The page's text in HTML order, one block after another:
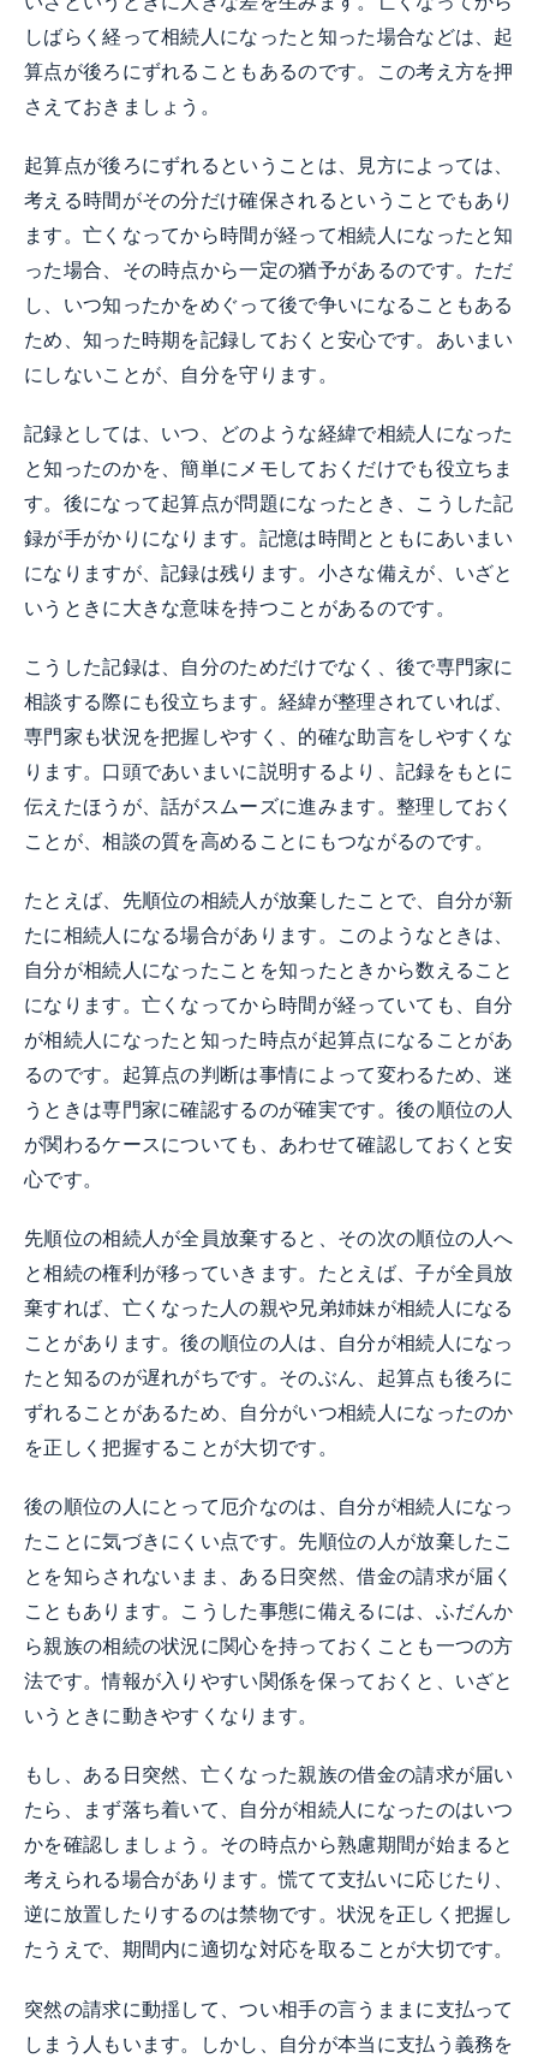
しばらく経って相続人になったと知った場合などは、起
算点が後ろにずれることもあるのです。この考え方を押
さえておきましょう。
起算点が後ろにずれるということは、見方によっては、
考える時間がその分だけ確保されるということでもあり
ます。亡くなってから時間が経って相続人になったと知
った場合、その時点から一定の猶予があるのです。ただ
し、いつ知ったかをめぐって後で争いになることもある
ため、知った時期を記録しておくと安心です。あいまい
にしないことが、自分を守ります。
記録としては、いつ、どのような経緯で相続人になった
と知ったのかを、簡単にメモしておくだけでも役立ちま
す。後になって起算点が問題になったとき、こうした記
録が手がかりになります。記憶は時間とともにあいまい
になりますが、記録は残ります。小さな備えが、いざと
いうときに大きな意味を持つことがあるのです。
こうした記録は、自分のためだけでなく、後で専門家に
相談する際にも役立ちます。経緯が整理されていれば、
専門家も状況を把握しやすく、的確な助言をしやすくな
ります。口頭であいまいに説明するより、記録をもとに
伝えたほうが、話がスムーズに進みます。整理しておく
ことが、相談の質を高めることにもつながるのです。
たとえば、先順位の相続人が放棄したことで、自分が新
たに相続人になる場合があります。このようなときは、
自分が相続人になったことを知ったときから数えること
になります。亡くなってから時間が経っていても、自分
が相続人になったと知った時点が起算点になることがあ
るのです。起算点の判断は事情によって変わるため、迷
うときは専門家に確認するのが確実です。後の順位の人
が関わるケースについても、あわせて確認しておくと安
心です。
先順位の相続人が全員放棄すると、その次の順位の人へ
と相続の権利が移っていきます。たとえば、子が全員放
棄すれば、亡くなった人の親や兄弟姉妹が相続人になる
ことがあります。後の順位の人は、自分が相続人になっ
たと知るのが遅れがちです。そのぶん、起算点も後ろに
ずれることがあるため、自分がいつ相続人になったのか
を正しく把握することが大切です。
後の順位の人にとって厄介なのは、自分が相続人になっ
たことに気づきにくい点です。先順位の人が放棄したこ
とを知らされないまま、ある日突然、借金の請求が届く
こともあります。こうした事態に備えるには、ふだんか
ら親族の相続の状況に関心を持っておくことも一つの方
法です。情報が入りやすい関係を保っておくと、いざと
いうときに動きやすくなります。
もし、ある日突然、亡くなった親族の借金の請求が届い
たら、まず落ち着いて、自分が相続人になったのはいつ
かを確認しましょう。その時点から熟慮期間が始まると
考えられる場合があります。慌てて支払いに応じたり、
逆に放置したりするのは禁物です。状況を正しく把握し
たうえで、期間内に適切な対応を取ることが大切です。
突然の請求に動揺して、つい相手の言うままに支払って
しまう人もいます。しかし、自分が本当に支払う義務を